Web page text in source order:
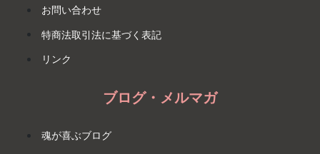
お問い合わせ
特商法取引法に基づく表記
リンク
ブログ・メルマガ
魂が喜ぶブログ